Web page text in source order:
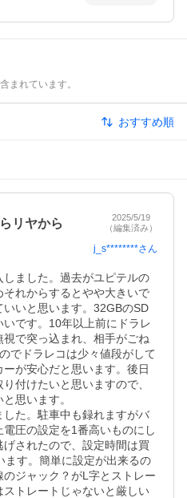
まれています。
おすすめ順
リヤから
2025/5/19
（編集済み）
j_s********さん
ました。過去がユピテルの
れからするとやや大きいで
いと思います。32GBのSD
です。10年以上前にドラレ
で突っ込まれ、相手がごね
でドラレコは少々値段がして
が安心だと思います。後日
付けたいと思いますので、
思います。
た。駐車中も録れますがバ
圧の設定を1番高いものにし
されたので、設定時間は買
ます。簡単に設定が出来るの
ジャック？がL字とストレー
ストレートじゃないと厳しい